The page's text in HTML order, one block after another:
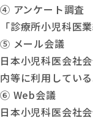
④ アンケート調査
「診療所小児科医
⑤ メール会議
日本小児科医会社
内等に利用している
⑥ Web会議
日本小児科医会社